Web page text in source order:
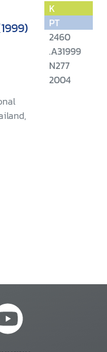
K
PT
2460
.A31999
N277
2004